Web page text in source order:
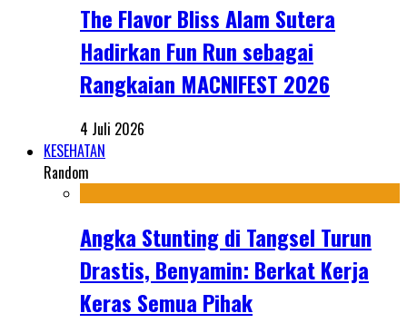
The Flavor Bliss Alam Sutera
Hadirkan Fun Run sebagai
Rangkaian MACNIFEST 2026
4 Juli 2026
KESEHATAN
Random
Angka Stunting di Tangsel Turun
Drastis, Benyamin: Berkat Kerja
Keras Semua Pihak